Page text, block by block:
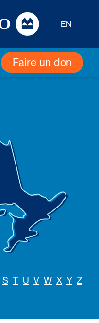
EN
Faire un don
S T U V W X Y Z